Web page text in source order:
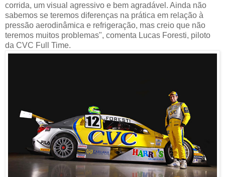
corrida, um visual agressivo e bem agradável. Ainda não
sabemos se teremos diferenças na prática em relação à
pressão aerodinâmica e refrigeração, mas creio que não
teremos muitos problemas", comenta Lucas Foresti, piloto
da CVC Full Time.